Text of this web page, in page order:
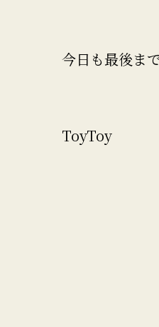
今日も最後ま
ToyToy